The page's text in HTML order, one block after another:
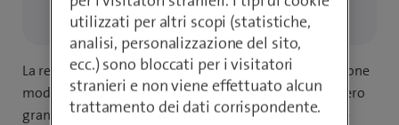
ricezione a casa e fuori casa.
La rete mobile è il miracolo invisibile della comunicazione
moderna. Ogni giorno condividiamo con il mondo intero
grandi volumi di dati dai nostri smartphone tramite le
utilizzati per altri scopi (statistiche,
analisi, personalizzazione del sito,
ecc.) sono bloccati per i visitatori
stranieri e non viene effettuato alcun
trattamento dei dati corrispondente.